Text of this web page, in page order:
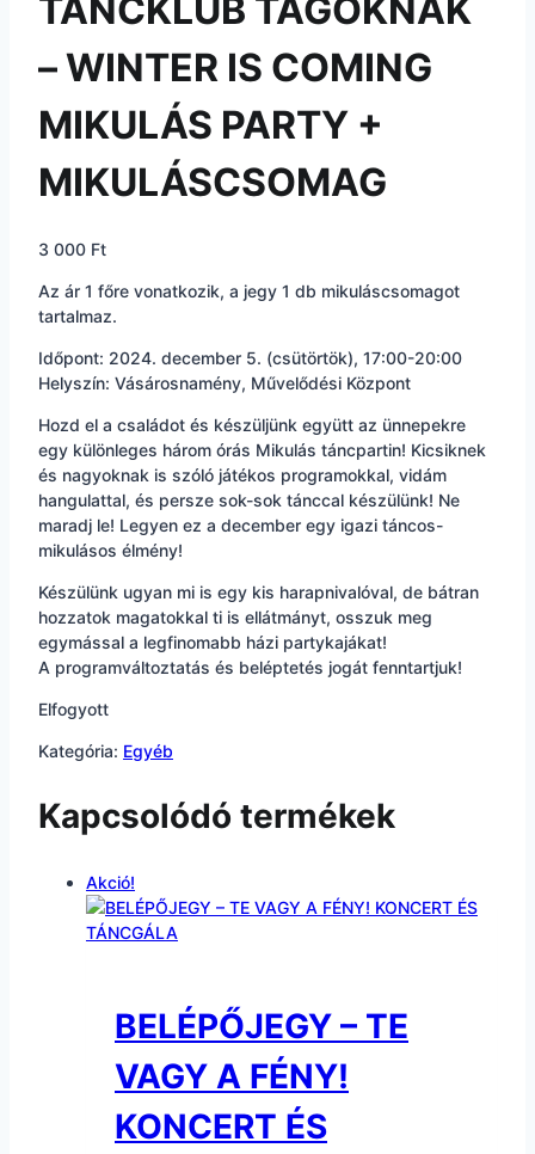
TÁNCKLUB TAGOKNAK
– WINTER IS COMING
MIKULÁS PARTY +
MIKULÁSCSOMAG
3 000 Ft
Az ár 1 főre vonatkozik, a jegy 1 db mikuláscsomagot
tartalmaz.
Időpont: 2024. december 5. (csütörtök), 17:00-20:00
Helyszín: Vásárosnamény, Művelődési Központ
Hozd el a családot és készüljünk együtt az ünnepekre
egy különleges három órás Mikulás táncpartin! Kicsiknek
és nagyoknak is szóló játékos programokkal, vidám
hangulattal, és persze sok-sok tánccal készülünk! Ne
maradj le! Legyen ez a december egy igazi táncos-
mikulásos élmény!
Készülünk ugyan mi is egy kis harapnivalóval, de bátran
hozzatok magatokkal ti is ellátmányt, osszuk meg
egymással a legfinomabb házi partykajákat!
A programváltoztatás és beléptetés jogát fenntartjuk!
Elfogyott
Kategória: Egyéb
Kapcsolódó termékek
Akció!
BELÉPŐJEGY – TE
VAGY A FÉNY!
KONCERT ÉS